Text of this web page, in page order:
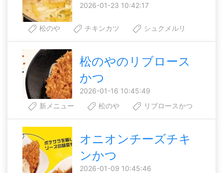
2026-01-23 10:42:17
松のや チキンカツ シュクメルリ
松のやのリブロース
かつ
2026-01-16 10:45:49
新メニュー
松のや リブロースかつ
オニオンチーズチキ
ンかつ
2026-01-09 10:45:46